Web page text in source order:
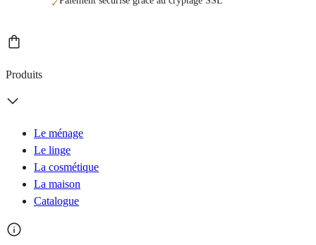
✓
Produits
Le ménage
Le linge
La cosmétique
La maison
Catalogue